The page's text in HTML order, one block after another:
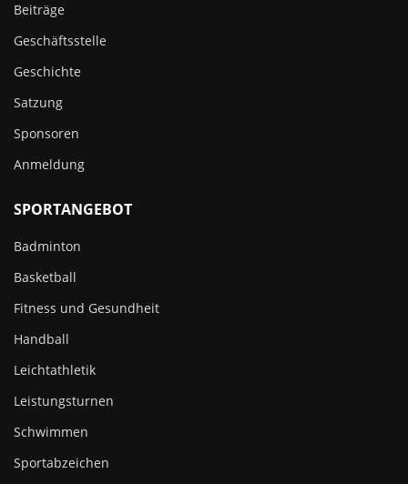
Beiträge
Geschäftsstelle
Geschichte
Satzung
Sponsoren
Anmeldung
SPORTANGEBOT
Badminton
Basketball
Fitness und Gesundheit
Handball
Leichtathletik
Leistungsturnen
Schwimmen
Sportabzeichen